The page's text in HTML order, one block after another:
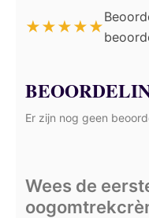
★★★★★
Er zijn nog geen
Wees de